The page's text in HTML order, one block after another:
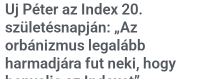
Uj Péter az Index 20.
születésnapján: „Az
orbánizmus legalább
harmadjára fut neki, hogy